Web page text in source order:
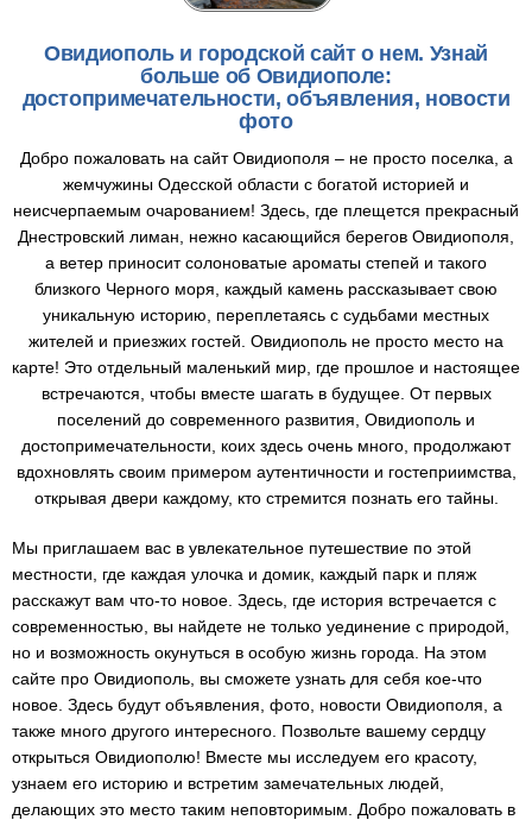
Овидиополь и городской сайт о нем. Узнай
больше об Овидиополе:
достопримечательности, объявления, новости
фото
Добро пожаловать на сайт Овидиополя – не просто поселка, а
жемчужины Одесской области с богатой историей и
неисчерпаемым очарованием! Здесь, где плещется прекрасный
Днестровский лиман, нежно касающийся берегов Овидиополя,
а ветер приносит солоноватые ароматы степей и такого
близкого Черного моря, каждый камень рассказывает свою
уникальную историю, переплетаясь с судьбами местных
жителей и приезжих гостей. Овидиополь не просто место на
карте! Это отдельный маленький мир, где прошлое и настоящее
встречаются, чтобы вместе шагать в будущее. От первых
поселений до современного развития, Овидиополь и
достопримечательности, коих здесь очень много, продолжают
вдохновлять своим примером аутентичности и гостеприимства,
открывая двери каждому, кто стремится познать его тайны.
Мы приглашаем вас в увлекательное путешествие по этой
местности, где каждая улочка и домик, каждый парк и пляж
расскажут вам что-то новое. Здесь, где история встречается с
современностью, вы найдете не только уединение с природой,
но и возможность окунуться в особую жизнь города. На этом
сайте про Овидиополь, вы сможете узнать для себя кое-что
новое. Здесь будут объявления, фото, новости Овидиополя, а
также много другого интересного. Позвольте вашему сердцу
открыться Овидиополю! Вместе мы исследуем его красоту,
узнаем его историю и встретим замечательных людей,
делающих это место таким неповторимым. Добро пожаловать в